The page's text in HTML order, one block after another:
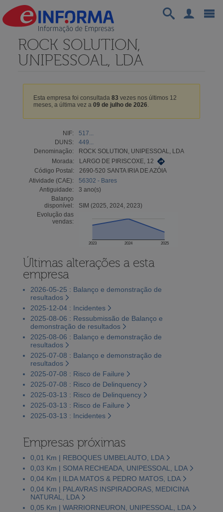
ROCK SOLUTION,
UNIPESSOAL, LDA
Esta empresa foi consultada 83 vezes nos últimos 12
meses, a última vez a 09 de julho de 2026.
NIF:
517...
DUNS:
449...
Denominação:
ROCK SOLUTION, UNIPESSOAL, LDA
Morada:
LARGO DE PIRISCOXE, 12
Código Postal:
2690-520 SANTA IRIA DE AZÓIA
Atividade (CAE):
56302 - Bares
Antiguidade:
3 ano(s)
Balanço
disponível:
SIM (2025, 2024, 2023)
Evolução das
vendas:
2023 2024 2025
Últimas alterações a esta
empresa
2026-05-25 : Balanço e demonstração de
resultados
2025-12-04 : Incidentes
2025-08-06 : Ressubmissão de Balanço e
demonstração de resultados
2025-08-06 : Balanço e demonstração de
resultados
2025-07-08 : Balanço e demonstração de
resultados
2025-07-08 : Risco de Failure
2025-07-08 : Risco de Delinquency
2025-03-13 : Risco de Delinquency
2025-03-13 : Risco de Failure
2025-03-13 : Incidentes
Empresas próximas
0,01 Km | REBOQUES UMBELAUTO, LDA
0,03 Km | SOMA RECHEADA, UNIPESSOAL, LDA
0,04 Km | ILDA MATOS & PEDRO MATOS, LDA
0,04 Km | PALAVRAS INSPIRADORAS, MEDICINA
NATURAL, LDA
0,05 Km | WARRIORNEURON, UNIPESSOAL, LDA